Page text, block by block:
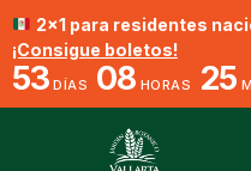
2x1 para residentes
¡Consigue boletos!
53 DÍAS 08 HORAS 25